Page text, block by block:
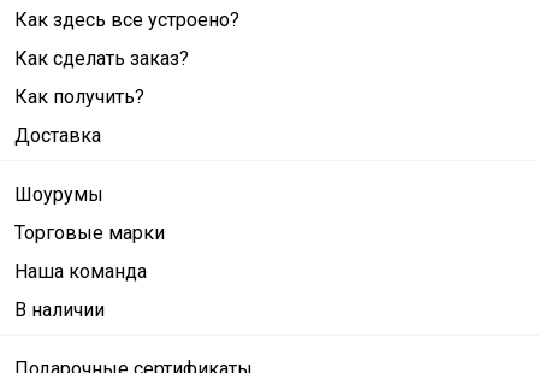
Как здесь все устроено?
Как сделать заказ?
Как получить?
Доставка
Шоурумы
Торговые марки
Наша команда
В наличии